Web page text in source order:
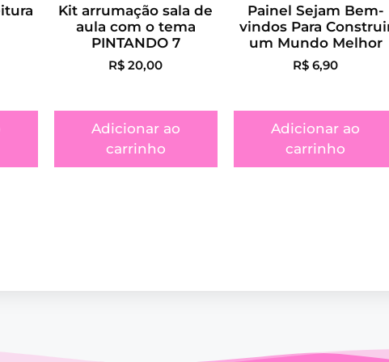
Kit arrumação sala de
aula com o tema
PINTANDO 7
R$ 20,00
Adicionar ao
carrinho
Painel Sejam Bem-
vindos Para
um Mundo Melhor
R$ 6,90
Adicionar ao
carrinho